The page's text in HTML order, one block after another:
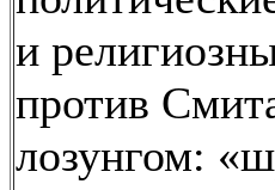
и
против
лозунгом: